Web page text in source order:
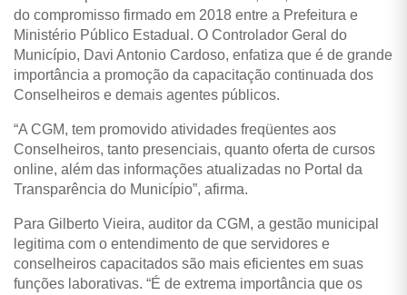
do compromisso firmado em 2018 entre a Prefeitura e
Ministério Público Estadual. O Controlador Geral do
Município, Davi Antonio Cardoso, enfatiza que é de grande
importância a promoção da capacitação continuada dos
Conselheiros e demais agentes públicos.
“A CGM, tem promovido atividades freqüentes aos
Conselheiros, tanto presenciais, quanto oferta de cursos
online, além das informações atualizadas no Portal da
Transparência do Município”, afirma.
Para Gilberto Vieira, auditor da CGM, a gestão municipal
legitima com o entendimento de que servidores e
conselheiros capacitados são mais eficientes em suas
funções laborativas. “É de extrema importância que os